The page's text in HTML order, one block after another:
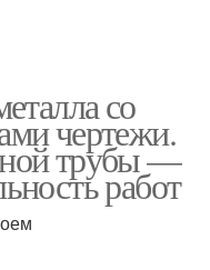
со
чертежи.
трубы —
работ